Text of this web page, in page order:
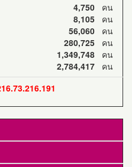
4,750 คน
8,105 คน
56,060 คน
280,725 คน
1,349,748 คน
2,784,417 คน